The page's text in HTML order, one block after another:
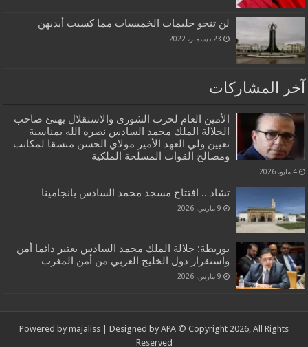
لن تنجو حليمات الخميسات مما كسبت أيديهن
23 ديسمبر، 2022
آخر المشاركات
الأمين العام لحزب الشورى والاستقلال يهنئ صاحب
الجلالة الملك محمد السادس نصره الله بمناسبة
تعيين ولي العهد الأمير مولاي الحسن منسقا لمكاتب
ومصالح القوات المسلحة الملكية
4 مايو، 2026
تشاد .. افتتاح مسجد محمد السادس بانجامينا
9 مارس، 2026
بوريطة: جلالة الملك محمد السادس يعتبر دائما أمن
واستقرار دول الخليج العربي من أمن المغرب
9 مارس، 2026
Powered by majaliss | Designed by APA © Copyright 2026, All Rights
Reserved